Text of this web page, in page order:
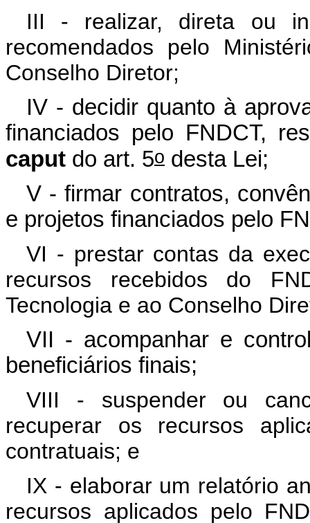
III - realizar, direta ou
recomendados pelo
Conselho Diretor;
IV - decidir quanto à
financiados pelo FNDCT,
caput do art. 5o desta Lei;
V - firmar contratos,
e projetos financiados pelo
VI - prestar contas da
recursos recebidos do
Tecnologia e ao Conselho
VII - acompanhar e
beneficiários finais;
VIII - suspender ou
recuperar os recursos
contratuais; e
IX - elaborar um relatório
recursos aplicados pelo